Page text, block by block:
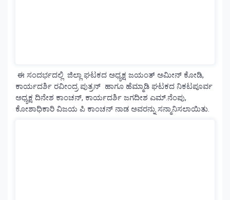
ಈ ಸಂದರ್ಭದಲ್ಲಿ ಜಿಲ್ಲಾ ಘಟಕದ ಅಧ್ಯಕ್ಷ ಜಯಂತ್ ಅಮೀನ್ ಕೋಡಿ,
ಕಾರ್ಯದರ್ಶಿ ರವೀಂದ್ರ ಪುತ್ರನ್ ಹಾಗೂ ಹೆಮ್ಮಾಡಿ ಘಟಕದ ನಿಕಟಪೂರ್ವ
ಅಧ್ಯಕ್ಷ ದಿನೇಶ ಕಾಂಚನ್, ಕಾರ್ಯದರ್ಶಿ ಜಗದೀಶ ಎಮ್.ನೆಂಪು,
ಕೋಶಾಧಿಕಾರಿ ವಿಜಯ ಪಿ ಕಾಂಚನ್ ನಾಡ ಅವರನ್ನು ಸನ್ಮಾನಿಸಲಾಯಿತು.